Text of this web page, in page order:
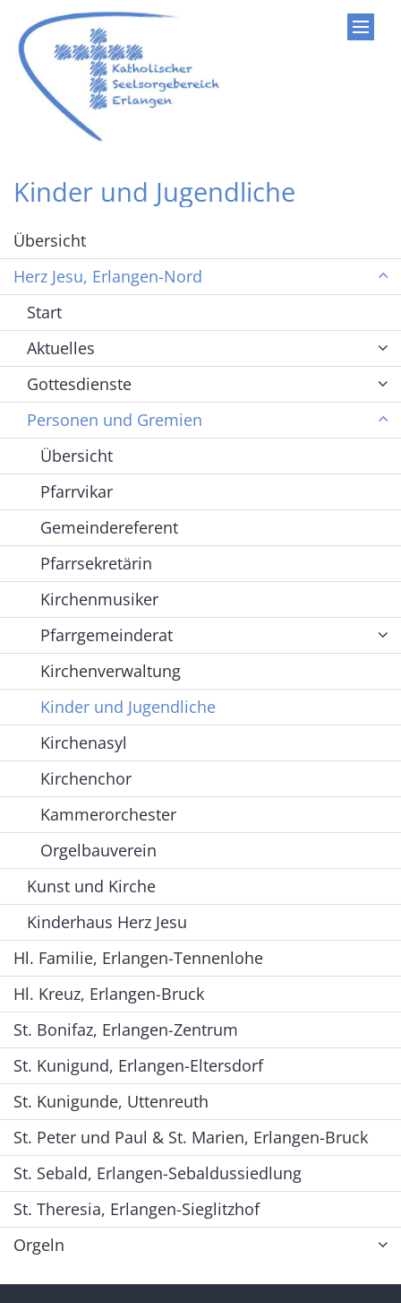
Zum Inhalt springen
Kinder und Jugendliche
Übersicht
Herz Jesu, Erlangen-Nord
Start
Aktuelles
Gottesdienste
Personen und Gremien
Übersicht
Pfarrvikar
Gemeindereferent
Pfarrsekretärin
Kirchenmusiker
Pfarrgemeinderat
Kirchenverwaltung
Kinder und Jugendliche
Kirchenasyl
Kirchenchor
Kammerorchester
Orgelbauverein
Kunst und Kirche
Kinderhaus Herz Jesu
Hl. Familie, Erlangen-Tennenlohe
Hl. Kreuz, Erlangen-Bruck
St. Bonifaz, Erlangen-Zentrum
St. Kunigund, Erlangen-Eltersdorf
St. Kunigunde, Uttenreuth
St. Peter und Paul & St. Marien, Erlangen-Bruck
St. Sebald, Erlangen-Sebaldussiedlung
St. Theresia, Erlangen-Sieglitzhof
Orgeln